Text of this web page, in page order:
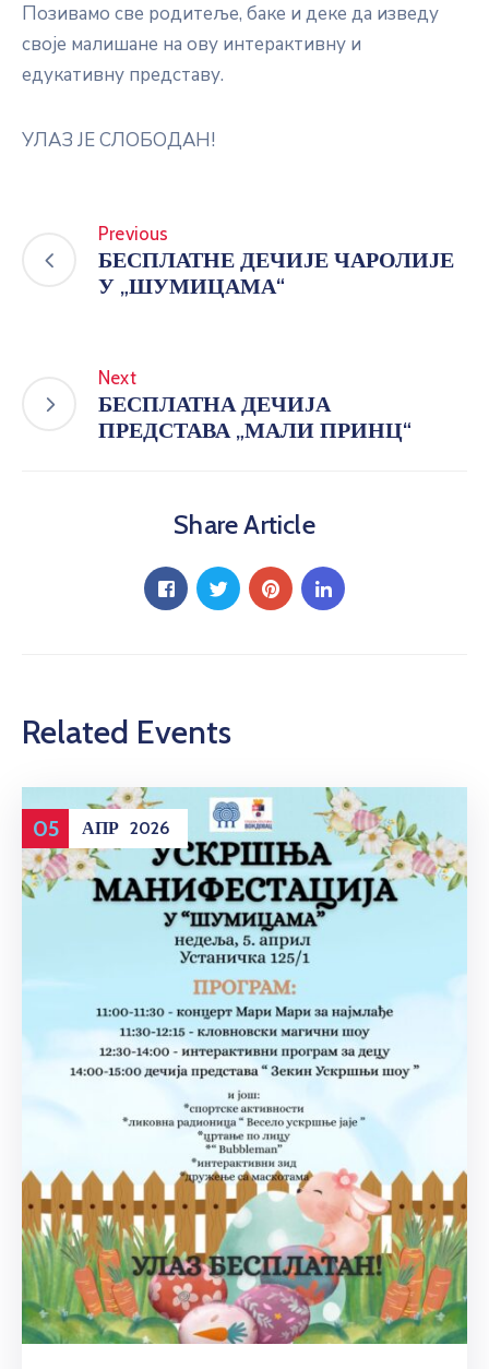
Позивамо све родитеље, баке и деке да изведу
своје малишане на ову интерактивну и
едукативну представу.
УЛАЗ ЈЕ СЛОБОДАН!
Previous
БЕСПЛАТНЕ ДЕЧИЈЕ ЧАРОЛИЈЕ
У „ШУМИЦАМА“
Next
БЕСПЛАТНА ДЕЧИЈА
ПРЕДСТАВА „МАЛИ ПРИНЦ“
Share Article
Related Events
05 АПР 2026